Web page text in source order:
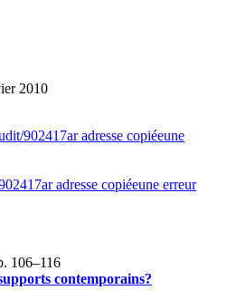
2010
902417aradresse copiéeune
adresse copiéeune erreur
106–116
contemporains?